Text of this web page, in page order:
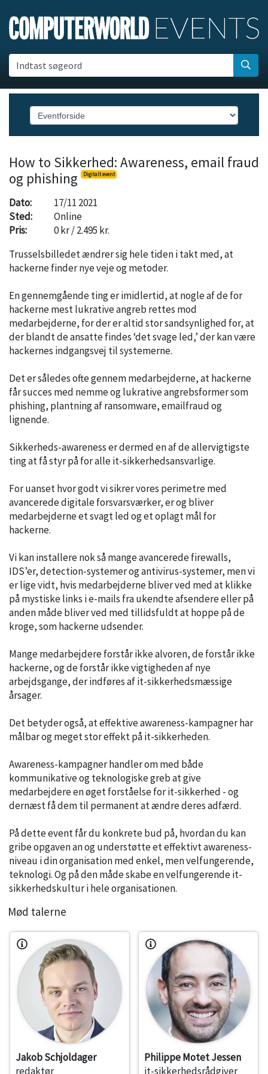
Indtast søgeord
How to Sikkerhed: Awareness, email fraud
og phishing
Digitalt event
Dato:
17/11 2021
Sted:
Online
Pris:
0 kr / 2.495 kr.
Trusselsbilledet ændrer sig hele tiden i takt med, at
hackerne finder nye veje og metoder.
En gennemgående ting er imidlertid, at nogle af de for
hackerne mest lukrative angreb rettes mod
medarbejderne, for der er altid stor sandsynlighed for, at
der blandt de ansatte findes ‘det svage led,’ der kan være
hackernes indgangsvej til systemerne.
Det er således ofte gennem medarbejderne, at hackerne
får succes med nemme og lukrative angrebsformer som
phishing, plantning af ransomware, emailfraud og
lignende.
Sikkerheds-awareness er dermed en af de allervigtigste
ting at få styr på for alle it-sikkerhedsansvarlige.
For uanset hvor godt vi sikrer vores perimetre med
avancerede digitale forsvarsværker, er og bliver
medarbejderne et svagt led og et oplagt mål for
hackerne.
Vi kan installere nok så mange avancerede firewalls,
IDS’er, detection-systemer og antivirus-systemer, men vi
er lige vidt, hvis medarbejderne bliver ved med at klikke
på mystiske links i e-mails fra ukendte afsendere eller på
anden måde bliver ved med tillidsfuldt at hoppe på de
kroge, som hackerne udsender.
Mange medarbejdere forstår ikke alvoren, de forstår ikke
hackerne, og de forstår ikke vigtigheden af nye
arbejdsgange, der indføres af it-sikkerhedsmæssige
årsager.
Det betyder også, at effektive awareness-kampagner har
målbar og meget stor effekt på it-sikkerheden.
Awareness-kampagner handler om med både
kommunikative og teknologiske greb at give
medarbejdere en øget forståelse for it-sikkerhed - og
dernæst få dem til permanent at ændre deres adfærd.
På dette event får du konkrete bud på, hvordan du kan
gribe opgaven an og understøtte et effektivt awareness-
niveau i din organisation med enkel, men velfungerende,
teknologi. Og på den måde skabe en velfungerende it-
sikkerhedskultur i hele organisationen.
Mød talerne
Jakob Schjoldager
redaktør
Philippe Motet Jessen
it-sikkerhedsrådgiver